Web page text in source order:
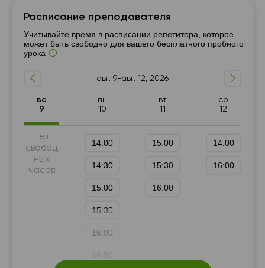
7 - 9-й класс Подготовка к ГИА (9 класс)
10 - 11-й класс
Расписание преподавателя
Учитывайте время в расписании репетитора, которое
может быть свободно для вашего бесплатного пробного
урока
авг. 9-авг. 12, 2026
вс
9
пн
10
вт
11
ср
12
Нет
свобод
ных
часов
14:00
14:30
15:00
15:30
16:00
15:00
15:30
16:00
14:00
16:00